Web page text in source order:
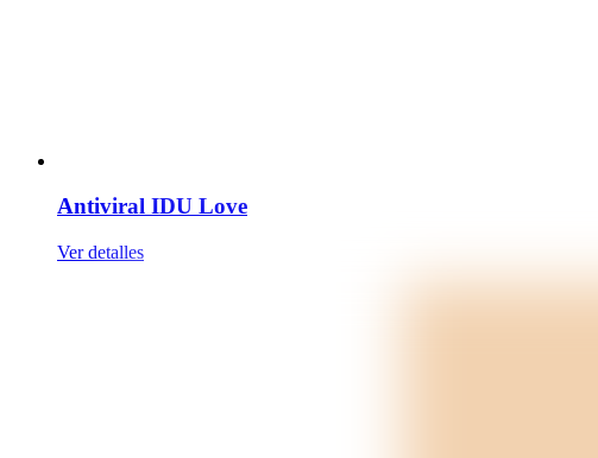
Antiviral IDU Love
Ver detalles